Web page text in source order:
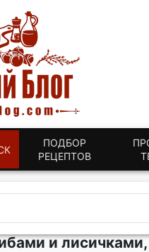
ПОДБОР
РЕЦЕПТОВ
и